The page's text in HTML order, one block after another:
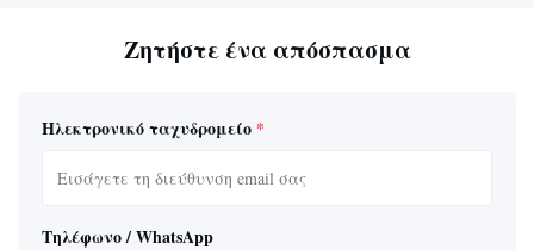
Ζητήστε ένα απόσπασμα
Ηλεκτρονικό ταχυδρομείο *
Τηλέφωνο / WhatsApp